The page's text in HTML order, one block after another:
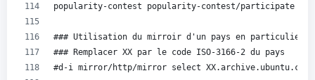
popularity-contest popularity-contest/participate
### Utilisation du mirroir d'un pays en particulier
### Remplacer XX par le code ISO-3166-2 du pays
#d-i mirror/http/mirror select XX.archive.ubuntu.com